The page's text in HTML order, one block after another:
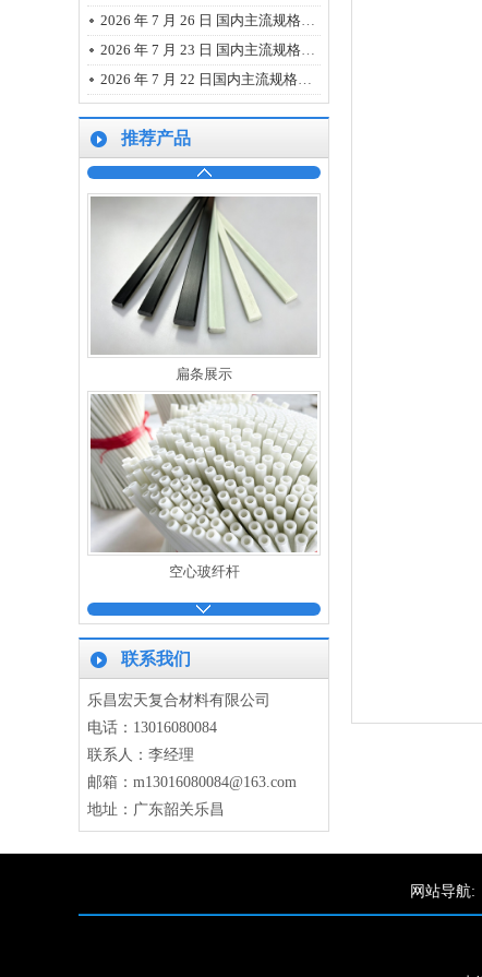
2026 年 7 月 26 日 国内主流规格的碳纤维、玻璃纤维、树脂市场报价
2026 年 7 月 23 日 国内主流规格的碳纤维、玻璃纤维、树脂市场报价
2026 年 7 月 22 日国内主流规格碳纤维、玻璃纤维、树脂的最新市场报价
推荐产品
碳纤维管展示
扁条展示
空心玻纤杆
联系我们
乐昌宏天复合材料有限公司
电话：13016080084
联系人：李经理
邮箱：m13016080084@163.com
地址：广东韶关乐昌
网站导航: